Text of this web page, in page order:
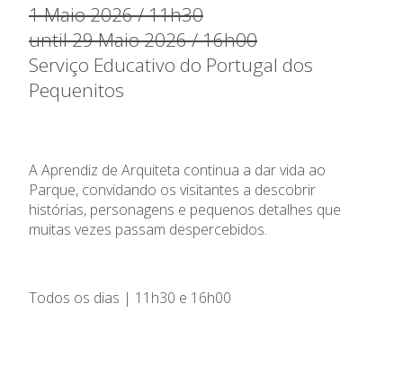
1 Maio 2026 / 11h30
until 29 Maio 2026 / 16h00
Serviço Educativo do Portugal dos
Pequenitos
A Aprendiz de Arquiteta continua a dar vida ao
Parque, convidando os visitantes a descobrir
histórias, personagens e pequenos detalhes que
muitas vezes passam despercebidos.
Todos os dias | 11h30 e 16h00